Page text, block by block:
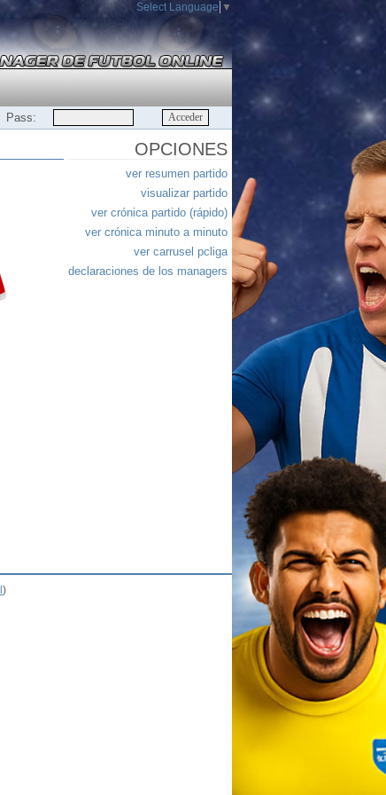
Select Language ▼
Pass:
OPCIONES
ver resumen partido
visualizar partido
ver crónica partido (rápido)
ver crónica minuto a minuto
ver carrusel pcliga
declaraciones de los managers
)